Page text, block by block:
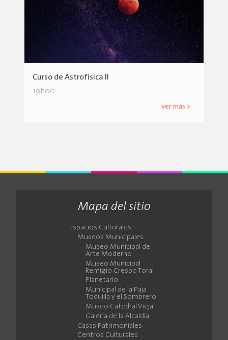
Curso de Astrofísica II
19h00
ver más >
Mapa del sitio
Espacios Culturales
Museos Municipales
Museo Municipal de
Arte Moderno
Museo Municipal
Remigio Crespo Toral
Planetario
Municipal de la Paja
Toquilla y el Sombrero
Museo Catedral Vieja
Galería de la Alcaldía
Casas Patrimoniales
Centros Culturales